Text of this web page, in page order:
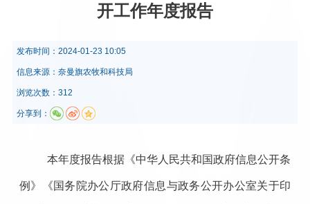
开工作年度报告
发布时间： 2024-01-23 10:05
信息来源： 奈曼旗农牧和科技局
浏览次数：312
分享到：
本年度报告根据《中华人民共和国政府信息公开条
例》《国务院办公厅政府信息与政务公开办公室关于印